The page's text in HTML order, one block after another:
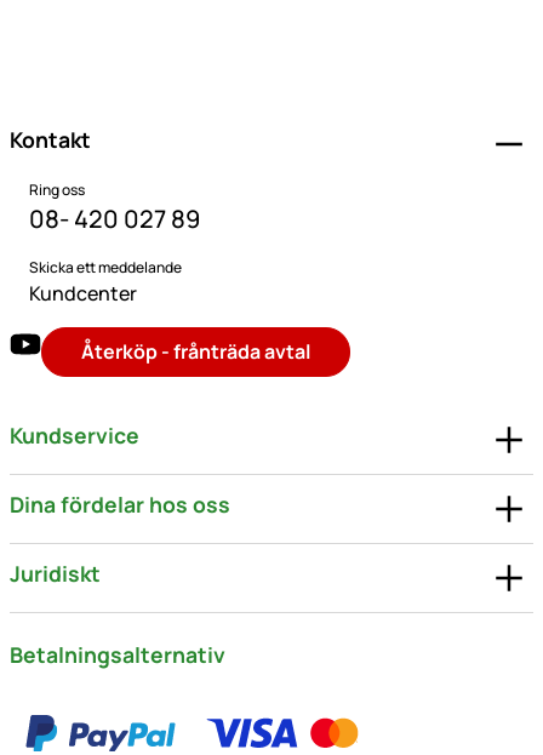
Kontakt
Ring oss
08- 420 027 89
Skicka ett meddelande
Kundcenter
Återköp - frånträda avtal
Kundservice
Dina fördelar hos oss
Juridiskt
Betalningsalternativ